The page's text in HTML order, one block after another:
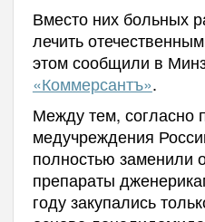
Вместо них больных
лечить
этом сообщили в
«Коммерсантъ».
Между тем, согласно
медучреждения
полностью заменили
препараты
году закупались